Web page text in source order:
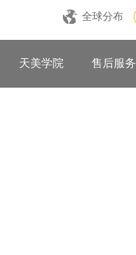
全球分布
天美学院 售后服务